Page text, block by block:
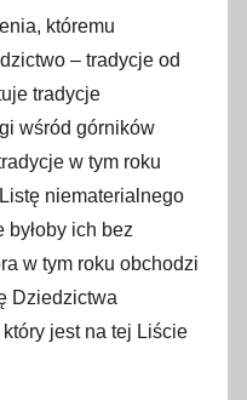
któremu
– tradycje od
tradycje
wśród górników
w tym roku
niematerialnego
ich bez
w tym roku obchodzi
Dziedzictwa
jest na tej Liście